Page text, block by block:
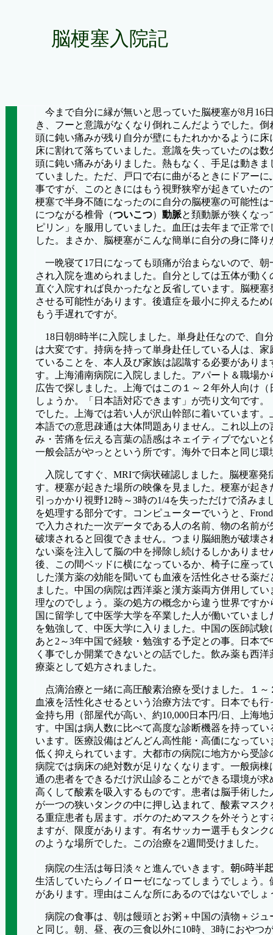
脳梗塞入院記
今まで自分に縁が無いと思っていた脳梗塞が8月 16
き、フーと意識がなくなり倒れこんだようでした。
頭に鈍い痛みが残り自分が壁にもたれかかるように
床に割れて落ちていました。意識を失っていたのは
頭に鈍い痛みがありました。熱もなく、手足は動き
ていました。ただ、戸口で右に曲がるときにドアー
事ですが、このときにはもう視野狭窄が起きていた
梗塞で半身不随になったのに自分の脳梗塞の可能性
につながる椎骨（ついこつ） 動脈と頚動脈が狭くな
ピリン」を服用していました。血圧は去年まで正常
した。まさか、脳梗塞がこんな簡単に自分の身に降
一晩寝て17日になっても頭痛が治まらないので、
され入院を進められました。自分としては五体が動
直ぐ入院すれば良かったなと反省しています。脳梗
させる可能性があります。後遺症を最小に抑えるた
もう手遅れですが。
18日朝8時半に入院しました。単身赴任なので、自
は大変です。持病を持って単身赴任している人は、
ていることを、本人及び家族は認識する必要があり
す。上海浦南病院に入院しました。アパート＆職場か
広告で探しました。上海ではこの１～２年外人向け
しょうか。「日本語対応できます」が売り文句です
でした。上海では若い人が沢山幹部に着いています
本語での意思疎通は大体問題ありません。これ以上
み・苦痛を伝える言葉の語感はネェイティブでない
一般会話がやっとという所です。海外で日本と同じ
入院してすぐ、 MRIで病状確認しました。脳梗塞発
す。梗塞が起きた場所の映像を見ました。梗塞が起
引っかかり視野12時～3時の1/4を失っただけで済みま
を処理する部分です。コンピューターでいうと、
で入力された一次データである人の名前、物の名前
破壊されると回復できません。つまり脳細胞が破壊
ない薬を注入して脳の中を掃除し続けるしかありま
後、この間ベッドに横になっているか、椅子に座っ
した漢方薬の効能を聞いても血液を活性化させる薬
ました。中国の病院は西洋薬と漢方薬両方併用して
理なのでしょう。薬の処方の概念から違う世界です
国に留学して中医学大学を卒業した人が働いていまし
を勉強して、中医大学に入りました。中国の医師試
あと 2 ～3年中国で経験・勉強する予定との事。日本
く事でしか開業できないとの話でした。飲み薬も西
療薬として処方されました。
点滴治療と一緒に高圧酸素治療を受けました。１
血液を活性化させるという治療方法です。日本でも
金持ち用（部屋代が高い、約10,000日本円/日、上海地
す。中国は病人数に比べて高度な診断機器を持って
います。医療設備はどんどん高性能・高価になって
低く抑えられています。大都市の病院に地方から受
病院では病床の絶対数が足りなくなります。一般病
通の患者をできるだけ沢山診ることができる環境が
高くして酸素を吸入するものです。患者は脳手術し
が一つの狭いタンクの中に押し込まれて、酸素マスク
る重症患者も居ます。ボケのためマスクを外そうと
ますが、限度があります。有名サッカー選手もタン
のような場所でした。この治療を2週間受けました。
病院の生活は毎日淡々と進んでいきます。 朝6時半
生活していたらノイローゼになってしまうでしょう
があります。理由はこんな所にあるのではないでしょ
病院の食事は、朝は饅頭とお粥＋中国の漬物＋ジュ
と同じ。朝、昼、夜の三食以外に10時、 3時におやつ